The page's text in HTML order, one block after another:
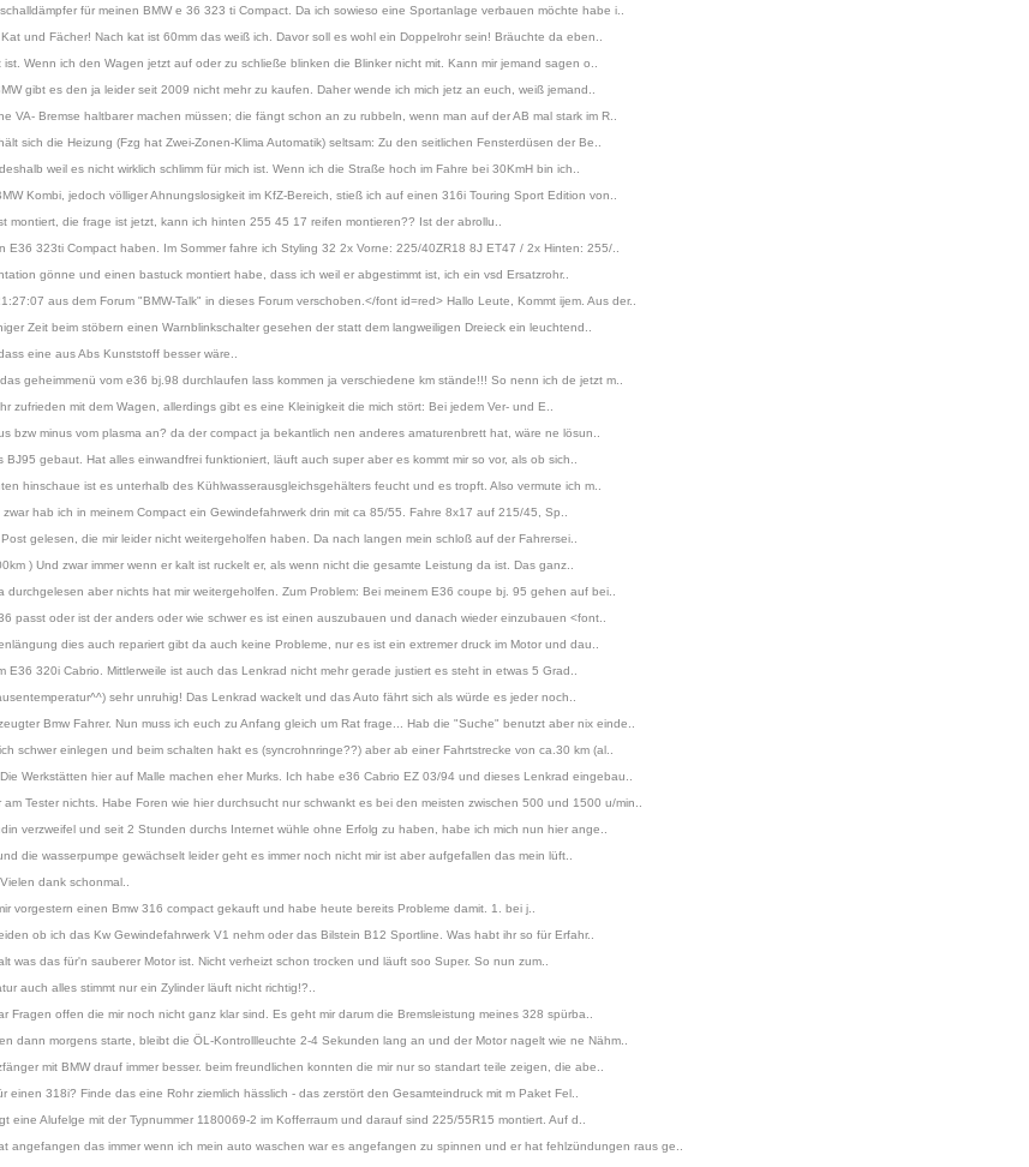
für meinen BMW e 36 323 ti Compact. Da ich sowieso eine Sportanlage verbauen möchte habe i..
und Fächer! Nach kat ist 60mm das weiß ich. Davor soll es wohl ein Doppelrohr sein! Bräuchte da eben..
Wenn ich den Wagen jetzt auf oder zu schließe blinken die Blinker nicht mit. Kann mir jemand sagen o..
gibt es den ja leider seit 2009 nicht mehr zu kaufen. Daher wende ich mich jetz an euch, weiß jemand..
Bremse haltbarer machen müssen; die fängt schon an zu rubbeln, wenn man auf der AB mal stark im R..
sich die Heizung (Fzg hat Zwei-Zonen-Klima Automatik) seltsam: Zu den seitlichen Fensterdüsen der Be..
weil es nicht wirklich schlimm für mich ist. Wenn ich die Straße hoch im Fahre bei 30KmH bin ich..
Kombi, jedoch völliger Ahnungslosigkeit im KfZ-Bereich, stieß ich auf einen 316i Touring Sport Edition von..
die frage ist jetzt, kann ich hinten 255 45 17 reifen montieren?? Ist der abrollu..
323ti Compact haben. Im Sommer fahre ich Styling 32 2x Vorne: 225/40ZR18 8J ET47 / 2x Hinten: 255/..
gönne und einen bastuck montiert habe, dass ich weil er abgestimmt ist, ich ein vsd Ersatzrohr..
aus dem Forum "BMW-Talk" in dieses Forum verschoben.</font id=red> Hallo Leute, Kommt ijem. Aus der..
Zeit beim stöbern einen Warnblinkschalter gesehen der statt dem langweiligen Dreieck ein leuchtend..
eine aus Abs Kunststoff besser wäre..
geheimmenü vom e36 bj.98 durchlaufen lass kommen ja verschiedene km stände!!! So nenn ich de jetzt m..
mit dem Wagen, allerdings gibt es eine Kleinigkeit die mich stört: Bei jedem Ver- und E..
minus vom plasma an? da der compact ja bekantlich nen anderes amaturenbrett hat, wäre ne lösun..
gebaut. Hat alles einwandfrei funktioniert, läuft auch super aber es kommt mir so vor, als ob sich..
hinschaue ist es unterhalb des Kühlwasserausgleichsgehälters feucht und es tropft. Also vermute ich m..
hab ich in meinem Compact ein Gewindefahrwerk drin mit ca 85/55. Fahre 8x17 auf 215/45, Sp..
gelesen, die mir leider nicht weitergeholfen haben. Da nach langen mein schloß auf der Fahrersei..
) Und zwar immer wenn er kalt ist ruckelt er, als wenn nicht die gesamte Leistung da ist. Das ganz..
aber nichts hat mir weitergeholfen. Zum Problem: Bei meinem E36 coupe bj. 95 gehen auf bei..
oder ist der anders oder wie schwer es ist einen auszubauen und danach wieder einzubauen <font..
dies auch repariert gibt da auch keine Probleme, nur es ist ein extremer druck im Motor und dau..
320i Cabrio. Mittlerweile ist auch das Lenkrad nicht mehr gerade justiert es steht in etwas 5 Grad..
sehr unruhig! Das Lenkrad wackelt und das Auto fährt sich als würde es jeder noch..
Bmw Fahrer. Nun muss ich euch zu Anfang gleich um Rat frage... Hab die "Suche" benutzt aber nix einde..
schwer einlegen und beim schalten hakt es (syncrohnringe??) aber ab einer Fahrtstrecke von ca.30 km (al..
Werkstätten hier auf Malle machen eher Murks. Ich habe e36 Cabrio EZ 03/94 und dieses Lenkrad eingebau..
Tester nichts. Habe Foren wie hier durchsucht nur schwankt es bei den meisten zwischen 500 und 1500 u/min..
verzweifel und seit 2 Stunden durchs Internet wühle ohne Erfolg zu haben, habe ich mich nun hier ange..
die wasserpumpe gewächselt leider geht es immer noch nicht mir ist aber aufgefallen das mein lüft..
dank schonmal..
einen Bmw 316 compact gekauft und habe heute bereits Probleme damit. 1. bei j..
ob ich das Kw Gewindefahrwerk V1 nehm oder das Bilstein B12 Sportline. Was habt ihr so für Erfahr..
das für'n sauberer Motor ist. Nicht verheizt schon trocken und läuft soo Super. So nun zum..
auch alles stimmt nur ein Zylinder läuft nicht richtig!?..
offen die mir noch nicht ganz klar sind. Es geht mir darum die Bremsleistung meines 328 spürba..
dann morgens starte, bleibt die ÖL-Kontrollleuchte 2-4 Sekunden lang an und der Motor nagelt wie ne Nähm..
mit BMW drauf immer besser. beim freundlichen konnten die mir nur so standart teile zeigen, die abe..
318i? Finde das eine Rohr ziemlich hässlich - das zerstört den Gesamteindruck mit m Paket Fel..
Alufelge mit der Typnummer 1180069-2 im Kofferraum und darauf sind 225/55R15 montiert. Auf d..
das immer wenn ich mein auto waschen war es angefangen zu spinnen und er hat fehlzündungen raus ge..